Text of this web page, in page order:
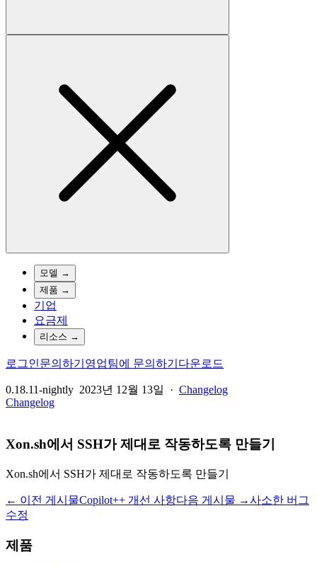
모델 →
제품 →
기업
요금제
리소스 →
로그인문의하기 영업팀에 문의하기 다운로드
0.18.11-nightly 2023년 12월 13일 · Changelog
Changelog
Xon.sh에서 SSH가 제대로 작동하도록 만들기
Xon.sh에서 SSH가 제대로 작동하도록 만들기
← 이전 게시물Copilot++ 개선 사항다음 게시물 →사소한 버그
수정
제품